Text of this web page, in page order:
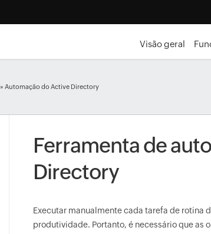
Visão geral
» Automação do Active Directory
Ferramenta de
Directory
Executar manualmente cada tarefa de rotina
produtividade. Portanto, é necessário que as